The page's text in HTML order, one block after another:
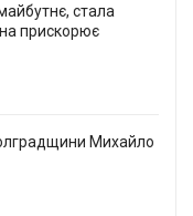
стала
прискорює
Михайло